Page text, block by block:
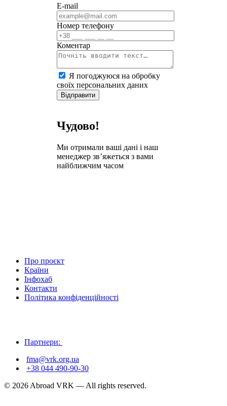
E-mail
Номер телефону
Коментар
Я погоджуюся на обробку
своїх персональних даних
Відправити
Чудово!
Ми отримали ваші дані і наш
менеджер зв’яжеться з вами
найближчим часом
Про проєкт
Країни
Інфохаб
Контакти
Політика конфіденційності
Партнери:
fma@vrk.org.ua
+38 044 490-90-30
© 2026 Abroad VRK — All rights reserved.